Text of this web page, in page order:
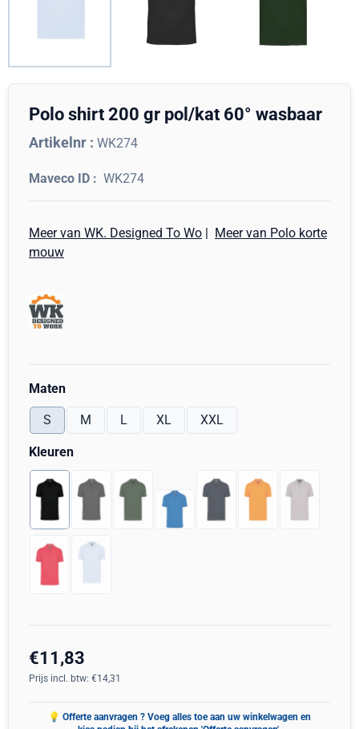
Polo shirt 200 gr pol/kat 60° wasbaar
Artikelnr : WK274
Maak een keuze voor
Maten
S M L XL XXL
Maak een keuze voor
Kleuren
€11,83
Prijs incl. btw: €14,31
WK274
Meer van WK. Designed To Wo
Meer van Polo korte
mouw